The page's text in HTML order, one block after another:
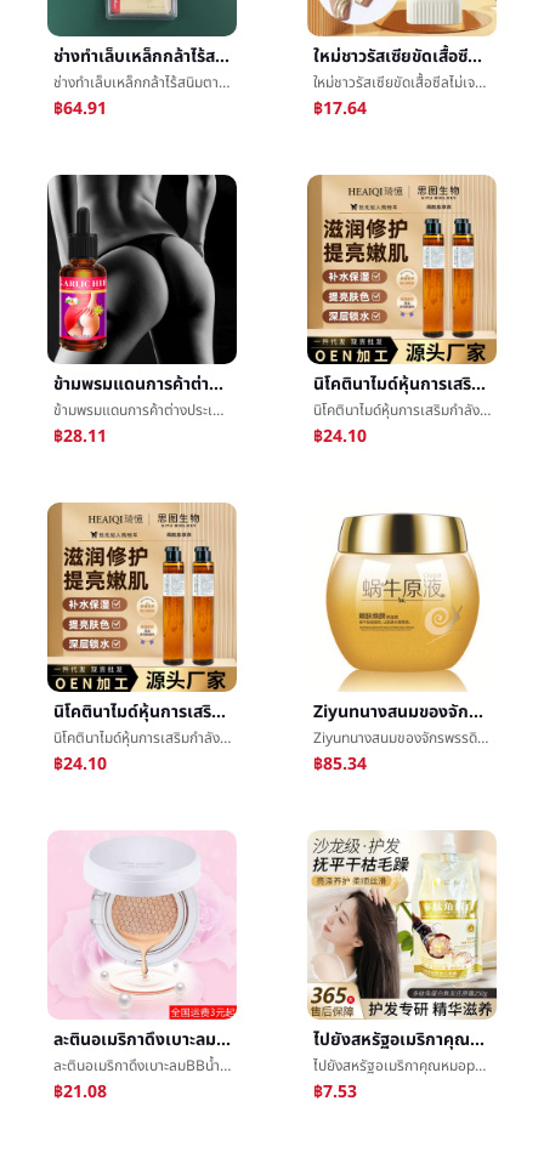
ช่างทำเล็บเหล็กกล้าไร้สนิมตายผิวกรรไกรเล็บเครื่องมือง่ายกรรไกรd07-14ไปตายผิวเล็บมือขอบHangnailตายผิวคีม
ช่างทำเล็บเหล็กกล้าไร้สนิมตายผิวกรรไกรเล็บเครื่องมือง่ายกรรไกรd07-14ไปตายผิวเล็บมือขอบHangnailตายผิวคีม
฿64.91
ใหม่ชาวรัสเซียขัดเสื้อซีลไม่เจมส์ผงสามารถถูผงด้านหลีกเลี่ยงล้างกระจกผงสามารถç¨ทนฟังก์ชันยาทาเล็บกาว
ใหม่ชาวรัสเซียขัดเสื้อซีลไม่เจมส์ผงสามารถถูผงด้านหลีกเลี่ยงล้างกระจกผงสามารถç¨ทนฟังก์ชันยาทาเล็บกาว
฿17.64
ข้ามพรมแดนการค้าต่างประเทศกระเทียมกล่าวถึงสะโพกน้ำมันหอมระเหยแน่นก่อให้เกิดฝีปากเส้นโค้งกล่าวถึงæแน่นจริงความชื้นอลิซสะโพกสหรัฐอเมริกาสะโพกนวดน้ำมัน
ข้ามพรมแดนการค้าต่างประเทศกระเทียมกล่าวถึงสะโพกน้ำมันหอมระเหยแน่นก่อให้เกิดฝีปากเส้นโค้งกล่าวถึงæแน่นจริงความชื้นอลิซสะโพกสหรัฐอเมริกาสะโพกนวดน้ำมัน
฿28.11
นิโคตินาไมด์หุ้นการเสริมกำลังให้ความชุ่มชื้นกล่าวถึงสดใสสีหดรูขุมขนแก้วสีเพราะนิโคตินาไมด์แก่นแท้จุดขายส่ง
นิโคตินาไมด์หุ้นการเสริมกำลังให้ความชุ่มชื้นกล่าวถึงสดใสสีหดรูขุมขนแก้วสีเพราะนิโคตินาไมด์แก่นแท้จุดขายส่ง
฿24.10
นิโคตินาไมด์หุ้นการเสริมกำลังให้ความชุ่มชื้นกล่าวถึงสดใสสีหดรูขุมขนแก้วสีเพราะนิโคตินาไมด์แก่นแท้จุดขายส่ง
นิโคตินาไมด์หุ้นการเสริมกำลังให้ความชุ่มชื้นกล่าวถึงสดใสสีหดรูขุมขนแก้วสีเพราะนิโคตินาไมด์แก่นแท้จุดขายส่ง
฿24.10
Ziyunนางสนมของจักรพรรดิหอยทากหุ้นHuanสีให้ความชุ่มชื้นน้ำค้างแข็ง50gการเสริมกำลังé¢น้ำค้างแข็งผลิตภัณฑ์ดูแลผิวหญิง
Ziyunนางสนมของจักรพรรดิหอยทากหุ้นHuanสีให้ความชุ่มชื้นน้ำค้างแข็ง50gการเสริมกำลังé¢น้ำค้างแข็งผลิตภัณฑ์ดูแลผิวหญิง
฿85.34
ละตินอเมริกาดึงเบาะลมBBน้ำค้างแข็งปกข้อบกพร่องความเหงากล่าวถึงสดใสสีให้ความชุ่มชื้นมูลนิธิเหลวCCติดความงามขาวชิ้นรุ่นขายส่ง
ละตินอเมริกาดึงเบาะลมBBน้ำค้างแข็งปกข้อบกพร่องความเหงากล่าวถึงสดใสสีให้ความชุ่มชื้นมูลนิธิเหลวCCติดความงามขาวชิ้นรุ่นขายส่ง
฿21.08
ไปยังสหรัฐอเมริกาคุณหมอpolypeptidesมุมโปรตีนโฟกัสผมการลดลงน้ำค้างแข็งอ่อนน้อมหล่อเลี้ยงผมä¸การซ่อมแซมร้อนย้อมæ¤ผมç´โรงงาน
ไปยังสหรัฐอเมริกาคุณหมอpolypeptidesมุมโปรตีนโฟกัสผมการลดลงน้ำค้างแข็งอ่อนน้อมหล่อเลี้ยงผมä¸การซ่อมแซมร้อนย้อมæ¤ผมç´โรงงาน
฿7.53